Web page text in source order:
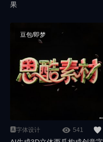
果
🅰️字体设计 541
豆包/即梦